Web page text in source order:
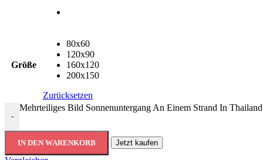
Größe
80x60
120x90
160x120
200x150
Zurücksetzen
-
Mehrteiliges Bild Sonnenuntergang An Einem Strand In
IN DEN WARENKORB Jetzt kaufen